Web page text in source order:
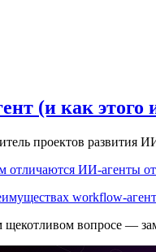
(и как этого
проектов
отличаются ИИ-агенты от
workflow-
вопросе —